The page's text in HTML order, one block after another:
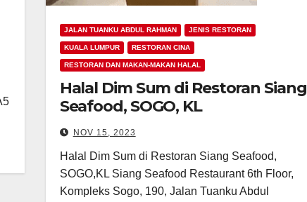
JALAN TUANKU ABDUL RAHMAN JENIS RESTORAN
KUALA LUMPUR RESTORAN CINA
RESTORAN DAN MAKAN-MAKAN HALAL
Halal Dim Sum di Restoran Siang
Seafood, SOGO, KL
NOV 15, 2023
Halal Dim Sum di Restoran Siang Seafood,
SOGO,KL Siang Seafood Restaurant 6th Floor,
Kompleks Sogo, 190, Jalan Tuanku Abdul